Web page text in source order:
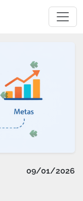
09/01/2026